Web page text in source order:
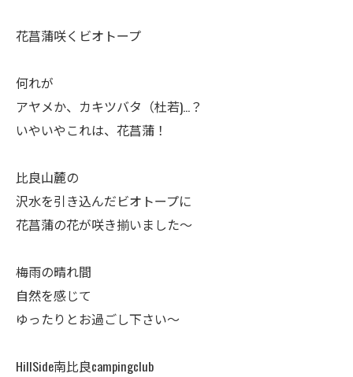
花菖蒲咲くビオトープ
何れが
アヤメか、カキツバタ（杜若)…？
いやいやこれは、花菖蒲！
比良山麓の
沢水を引き込んだビオトープに
花菖蒲の花が咲き揃いました～
梅雨の晴れ間
自然を感じて
ゆったりとお過ごし下さい～
HillSide南比良campingclub